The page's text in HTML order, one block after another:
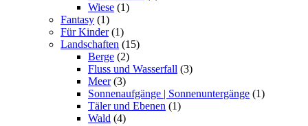
Wiese (1)
Fantasy (1)
Für Kinder (1)
Landschaften (15)
Berge (2)
Fluss und Wasserfall (3)
Meer (3)
Sonnenaufgänge | Sonnenuntergänge (1)
Täler und Ebenen (1)
Wald (4)